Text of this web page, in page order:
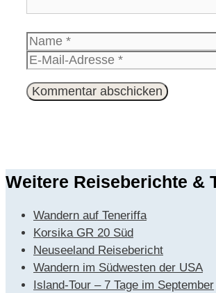
Name
Weitere Reiseberichte &
Wandern auf Teneriffa
Korsika GR 20 Süd
Neuseeland Reisebericht
Wandern im Südwesten der USA
Island-Tour – 7 Tage im September